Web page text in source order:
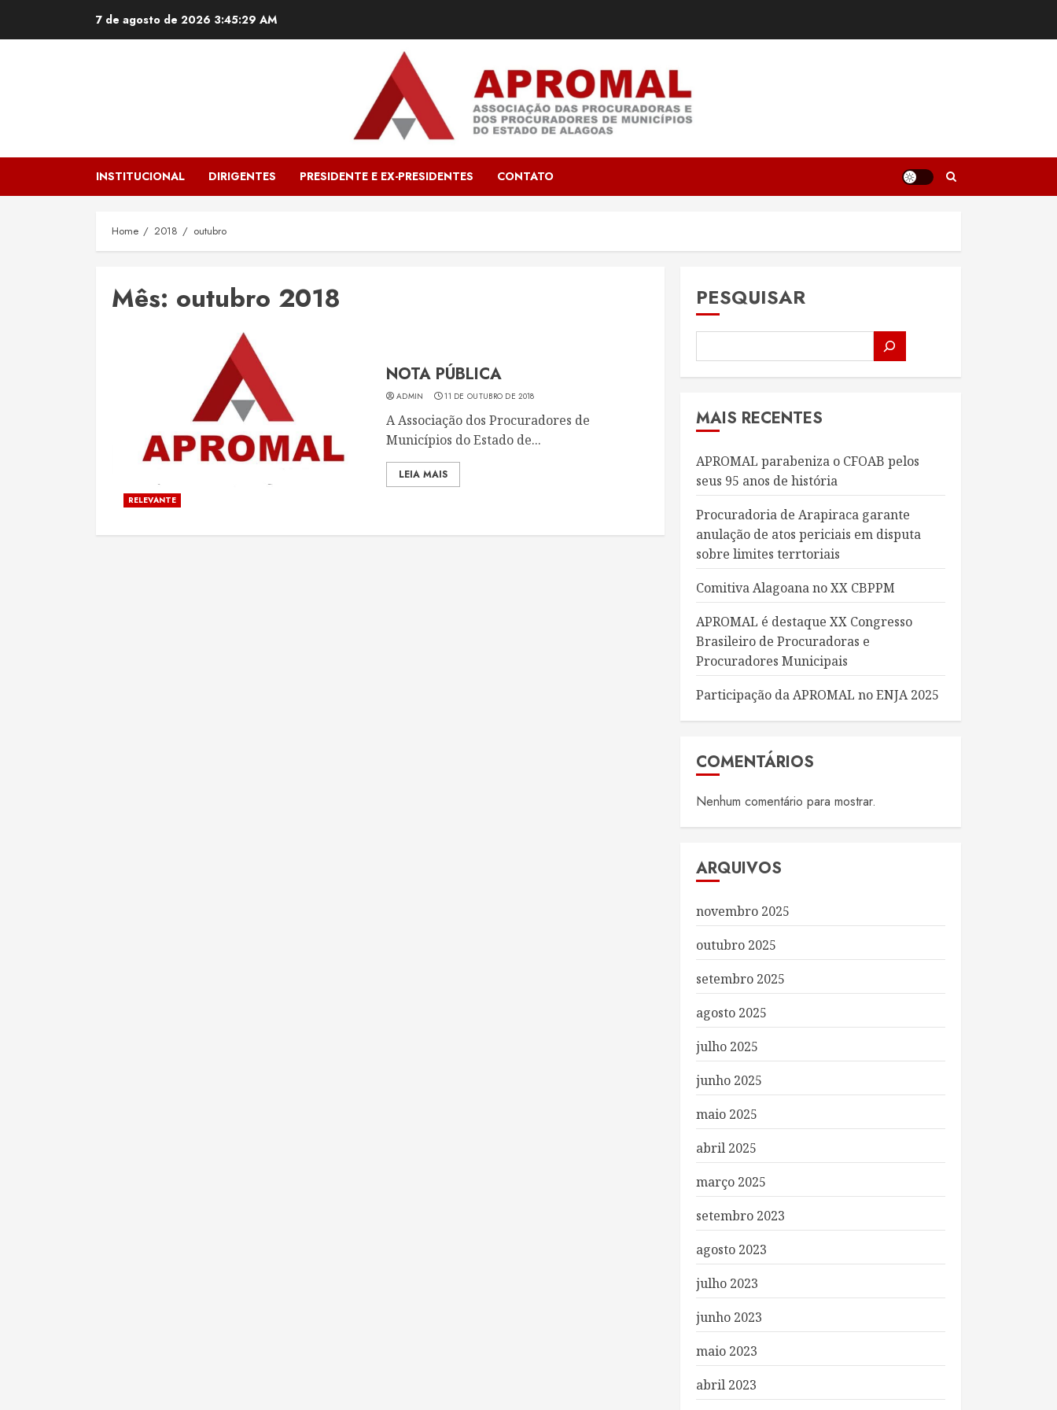
7 de agosto de 2026 3:45:30 AM
INSTITUCIONAL DIRIGENTES PRESIDENTE E EX-PRESIDENTES CONTATO
Home 2018 outubro
Mês: outubro 2018
RELEVANTE
NOTA PÚBLICA
ADMIN 11 DE OUTUBRO DE 2018
A Associação dos Procuradores de
Municípios do Estado de...
LEIA MAIS
PESQUISAR
MAIS RECENTES
APROMAL parabeniza o CFOAB pelos
seus 95 anos de história
Procuradoria de Arapiraca garante
anulação de atos periciais em disputa
sobre limites terrtoriais
Comitiva Alagoana no XX CBPPM
APROMAL é destaque XX Congresso
Brasileiro de Procuradoras e
Procuradores Municipais
Participação da APROMAL no ENJA 2025
COMENTÁRIOS
Nenhum comentário para mostrar.
ARQUIVOS
novembro 2025
outubro 2025
setembro 2025
agosto 2025
julho 2025
junho 2025
maio 2025
abril 2025
março 2025
setembro 2023
agosto 2023
julho 2023
junho 2023
maio 2023
abril 2023